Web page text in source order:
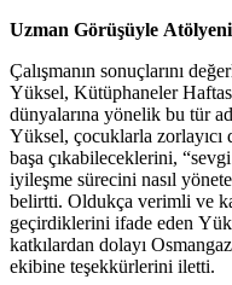
Uzman Görüşüyle
Çalışmanın sonuçlarını
Yüksel, Kütüphaneler
dünyalarına yönelik bu tür
Yüksel, çocuklarla zorlayıcı
başa çıkabileceklerini,
iyileşme sürecini nasıl
belirtti. Oldukça verimli ve
geçirdiklerini ifade eden
katkılardan dolayı
ekibine teşekkürlerini iletti.